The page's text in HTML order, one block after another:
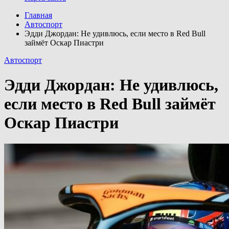
Главная
Автоспорт
Эдди Джордан: Не удивлюсь, если место в Red Bull
займёт Оскар Пиастри
Автоспорт
Эдди Джордан: Не удивлюсь,
если место в Red Bull займёт
Оскар Пиастри